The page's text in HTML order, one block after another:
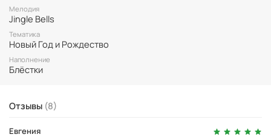
Мелодия
Jingle Bells
Тематика
Новый Год и Рождество
Наполнение
Блёстки
Отзывы (8)
Евгения